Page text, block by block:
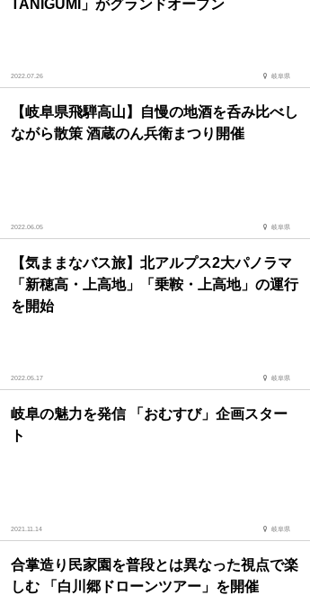
TANIGUMI」がグランドオープン
2022.07.26 岐阜県
【岐阜県飛騨高山】自慢の地酒を呑み比べし
ながら散策 酒蔵のん兵衛まつり開催
2022.06.05 岐阜県
【気ままなバス旅】北アルプス2大パノラマ
「新穂高・上高地」「乗鞍・上高地」の運行
を開始
2022.05.17 岐阜県
岐阜の魅力を発信 「おむすび」企画スター
ト
2021.11.14 岐阜県
合掌造り民家園を普段とは異なった視点で楽
しむ 「白川郷ドローンツアー」を開催